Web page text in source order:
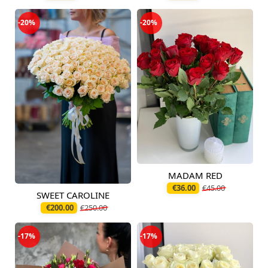
-20%
Доступно с
07.08.2026
SWEET CAROLINE
€200.00 €250.00
-20%
Доступно сегодня
MADAM RED
€36.00 €45.00
-17% -17%